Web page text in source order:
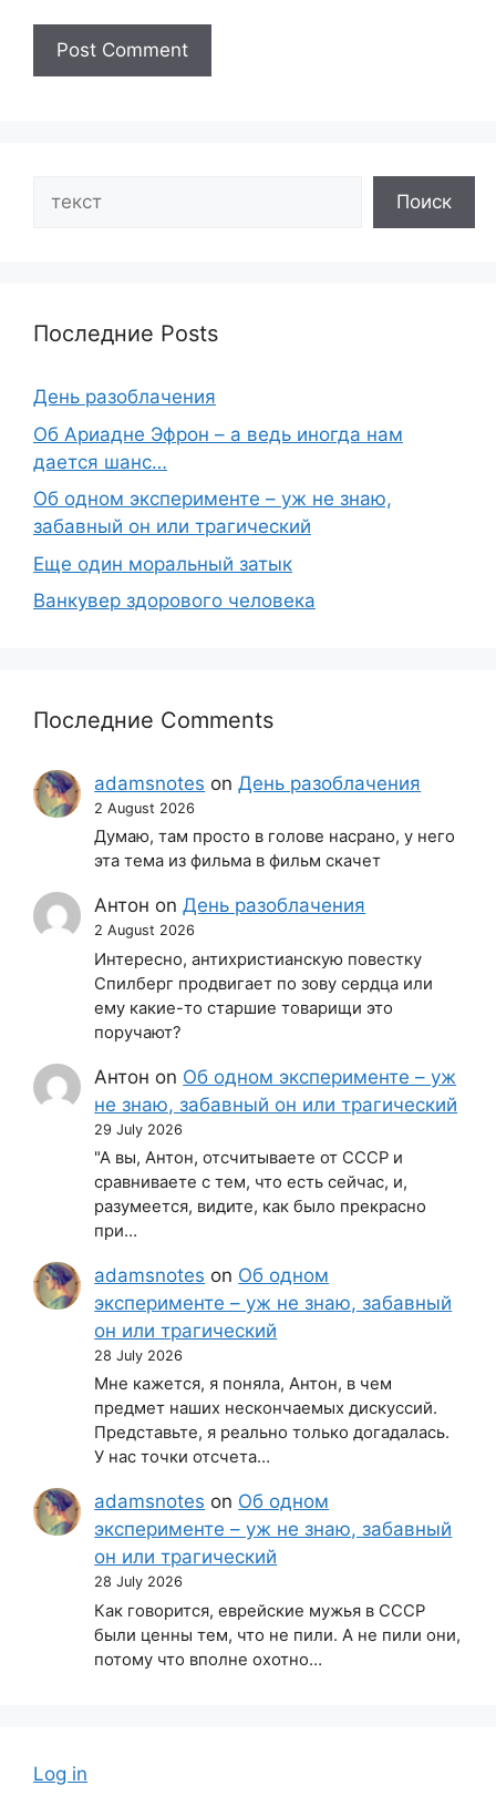
Поиск
Последние Posts
День разоблачения
Об Ариадне Эфрон – а ведь иногда нам
дается шанс…
Об одном эксперименте – уж не знаю,
забавный он или трагический
Еще один моральный затык
Ванкувер здорового человека
Последние Comments
adamsnotes onДень разоблачения
2 August 2026
Думаю, там просто в голове насрано, у него
эта тема из фильма в фильм скачет
Антон onДень разоблачения
2 August 2026
Интересно, антихристианскую повестку
Спилберг продвигает по зову сердца или
ему какие-то старшие товарищи это
поручают?
Антон on Об одном эксперименте – уж
не знаю, забавный он или трагический
29 July 2026
"А вы, Антон, отсчитываете от СССР и
сравниваете с тем, что есть сейчас, и,
разумеется, видите, как было прекрасно
при…
adamsnotes on Об одном
эксперименте – уж не знаю, забавный
он или трагический
28 July 2026
Мне кажется, я поняла, Антон, в чем
предмет наших нескончаемых дискуссий.
Представьте, я реально только догадалась.
У нас точки отсчета…
adamsnotes on Об одном
эксперименте – уж не знаю, забавный
он или трагический
28 July 2026
Как говорится, еврейские мужья в СССР
были ценны тем, что не пили. А не пили они,
потому что вполне охотно…
Log in